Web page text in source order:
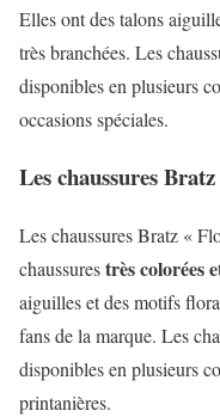
Elles ont des talons
très branchées. Les
disponibles en plusieurs
occasions spéciales.
Les chaussures
Les chaussures Bratz «
chaussurestrès colorées
aiguilles et des motifs
fans de la marque. Les
disponibles en plusieurs
printanières.